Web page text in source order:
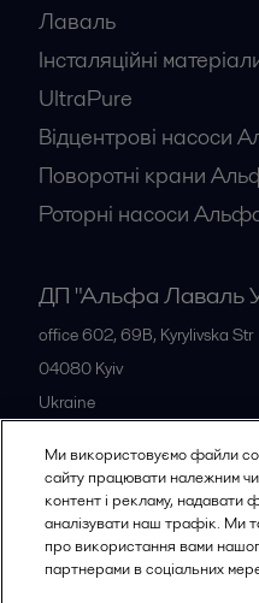
Лаваль
Інсталяційні
UltraPure
Відцентрові насоси
Поворотні крани
Роторні насоси
ДП "Альфа Лаваль
office 602, 69B, Kyrylivska Str
04080 Kyiv
Ukraine
Всі офіси
Ми використовуємо файли
сайту працювати належним
контент і рекламу, надавати
аналізувати наш трафік. Ми
про використання вами
партнерами в соціальних